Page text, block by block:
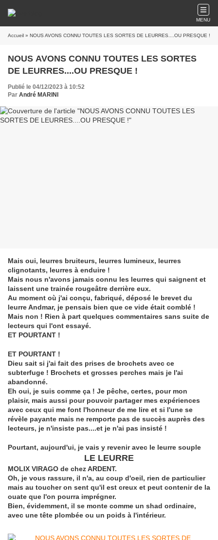
MENU
Accueil » NOUS AVONS CONNU TOUTES LES SORTES DE LEURRES....OU PRESQUE !
NOUS AVONS CONNU TOUTES LES SORTES
DE LEURRES....OU PRESQUE !
Publié le 04/12/2023 à 10:52
Par André MARINI
Mais oui, leurres bruiteurs, leurres lumineux, leurres
clignotants, leurres à enduire !
Mais nous n'avons jamais connu les leurres qui saignent et
laissent une trainée rougeâtre derrière eux.
Au moment où j'ai conçu, fabriqué, déposé le brevet du
leurre Andmar, je pensais bien que ce vide était comblé !
Mais non ! Rien à part quelques commentaires sans suite de
lecteurs qui l'ont essayé.
ET POURTANT !
ET POURTANT !
Dieu sait si j'ai fait des prises de brochets avec ce
subterfuge ! Brochets et grosses perches mais je l'ai
abandonné.
Eh oui, je suis comme ça ! Je pêche, certes, pour mon
plaisir, mais aussi pour pouvoir partager mes expériences
avec ceux qui me font l'honneur de me lire et si l'une se
révèle payante mais ne remporte pas de succès auprès des
lecteurs, je n'insiste pas....et je n'ai pas insisté !
Pourtant, aujourd'ui, je vais y revenir avec le leurre souple
LE LEURRE
MOLIX VIRAGO de chez ARDENT.
Oh, je vous rassure, il n'a, au coup d'oeil, rien de particulier
mais au toucher on sent qu'il est creux et peut contenir de la
ouate que l'on pourra imprégner.
Bien, évidemment, il se monte comme un shad ordinaire,
avec une tête plombée ou un poids à l'intérieur.